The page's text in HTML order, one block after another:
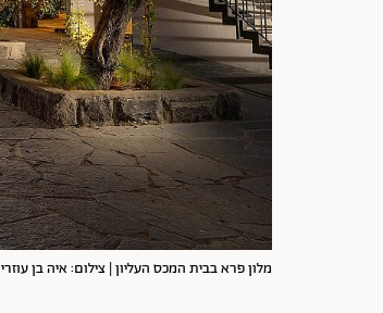
מלון פרא בבית המכס העליון | צילום: איה בן עוזרי